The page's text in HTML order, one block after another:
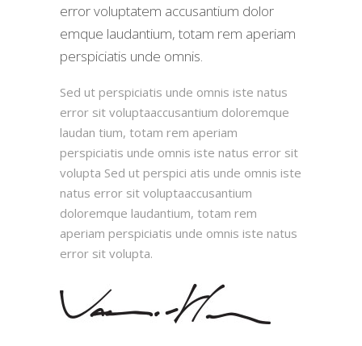
error voluptatem accusantium dolor
emque laudantium, totam rem aperiam
perspiciatis unde omnis.
Sed ut perspiciatis unde omnis iste natus
error sit voluptaaccusantium doloremque
laudan tium, totam rem aperiam
perspiciatis unde omnis iste natus error sit
volupta Sed ut perspici atis unde omnis iste
natus error sit voluptaaccusantium
doloremque laudantium, totam rem
aperiam perspiciatis unde omnis iste natus
error sit volupta.